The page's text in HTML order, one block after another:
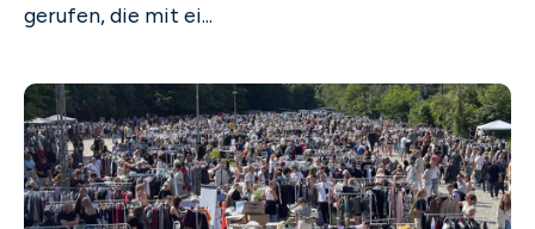
gerufen, die mit ei...